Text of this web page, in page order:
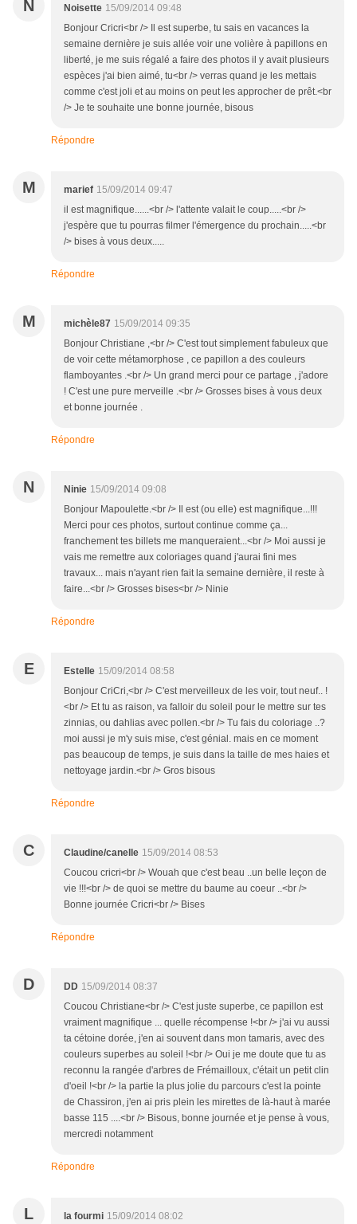
N Noisette 15/09/2014 09:48
Bonjour Cricri<br /> Il est superbe, tu sais en vacances la
semaine dernière je suis allée voir une volière à papillons en
liberté, je me suis régalé a faire des photos il y avait plusieurs
espèces j'ai bien aimé, tu<br /> verras quand je les mettais
comme c'est joli et au moins on peut les approcher de prêt.<br
/> Je te souhaite une bonne journée, bisous
Répondre
M marief 15/09/2014 09:47
il est magnifique......<br /> l'attente valait le coup.....<br />
j'espère que tu pourras filmer l'émergence du prochain.....<br
/> bises à vous deux.....
Répondre
M michèle87 15/09/2014 09:35
Bonjour Christiane ,<br /> C'est tout simplement fabuleux que
de voir cette métamorphose , ce papillon a des couleurs
flamboyantes .<br /> Un grand merci pour ce partage , j'adore
! C'est une pure merveille .<br /> Grosses bises à vous deux
et bonne journée .
Répondre
N Ninie 15/09/2014 09:08
Bonjour Mapoulette.<br /> Il est (ou elle) est magnifique...!!!
Merci pour ces photos, surtout continue comme ça...
franchement tes billets me manqueraient...<br /> Moi aussi je
vais me remettre aux coloriages quand j'aurai fini mes
travaux... mais n'ayant rien fait la semaine dernière, il reste à
faire...<br /> Grosses bises<br /> Ninie
Répondre
E Estelle 15/09/2014 08:58
Bonjour CriCri,<br /> C'est merveilleux de les voir, tout neuf.. !
<br /> Et tu as raison, va falloir du soleil pour le mettre sur tes
zinnias, ou dahlias avec pollen.<br /> Tu fais du coloriage ..?
moi aussi je m'y suis mise, c'est génial. mais en ce moment
pas beaucoup de temps, je suis dans la taille de mes haies et
nettoyage jardin.<br /> Gros bisous
Répondre
C Claudine/canelle 15/09/2014 08:53
Coucou cricri<br /> Wouah que c'est beau ..un belle leçon de
vie !!!<br /> de quoi se mettre du baume au coeur ..<br />
Bonne journée Cricri<br /> Bises
Répondre
D DD 15/09/2014 08:37
Coucou Christiane<br /> C'est juste superbe, ce papillon est
vraiment magnifique ... quelle récompense !<br /> j'ai vu aussi
ta cétoine dorée, j'en ai souvent dans mon tamaris, avec des
couleurs superbes au soleil !<br /> Oui je me doute que tu as
reconnu la rangée d'arbres de Frémailloux, c'était un petit clin
d'oeil !<br /> la partie la plus jolie du parcours c'est la pointe
de Chassiron, j'en ai pris plein les mirettes de là-haut à marée
basse 115 ....<br /> Bisous, bonne journée et je pense à vous,
mercredi notamment
Répondre
L la fourmi 15/09/2014 08:02